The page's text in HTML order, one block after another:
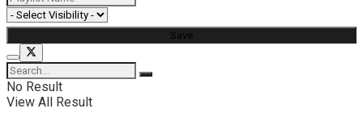
No Result
View All Result